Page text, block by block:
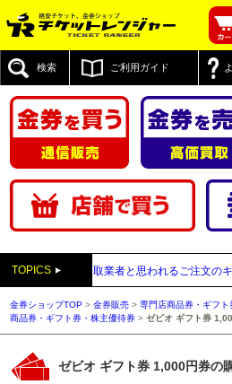
検索 ご利用ガイド
TOPICS
が先払い買取業者と思われるご注文のキャン
金券ショップTOP >金券販売 >専門店商品券・ギフ
商品券・ギフト券・株主優待券 >ゼビオ ギフト券
ゼビオ ギフト券 1,000円券の